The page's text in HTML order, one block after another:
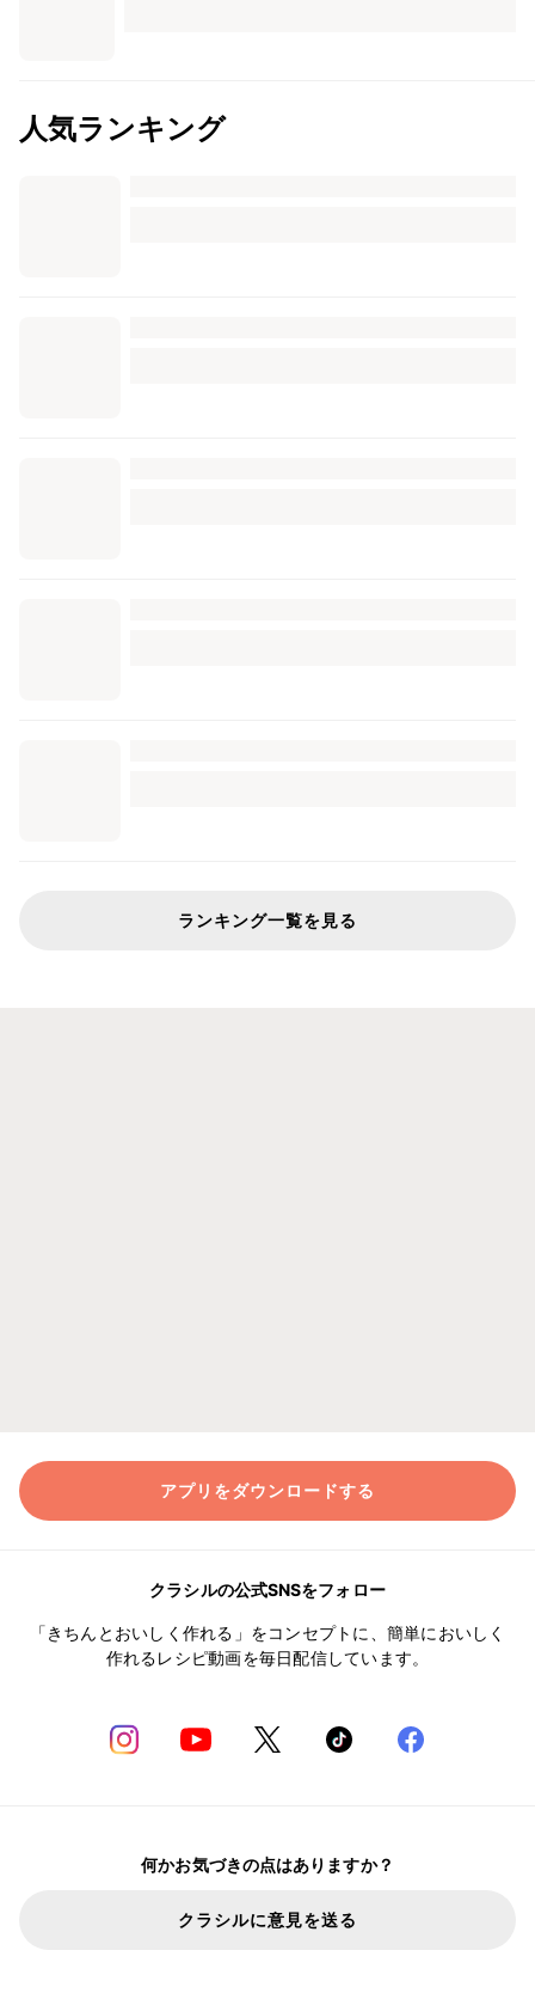
人気ランキング
ランキング一覧を見る
アプリをダウンロードする
クラシルの公式SNSをフォロー
「きちんとおいしく作れる」をコンセプトに、簡単においしく
作れるレシピ動画を毎日配信しています。
何かお気づきの点はありますか？
クラシルに意見を送る